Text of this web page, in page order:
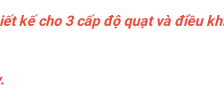
kế cho 3 cấp độ quạt và điều